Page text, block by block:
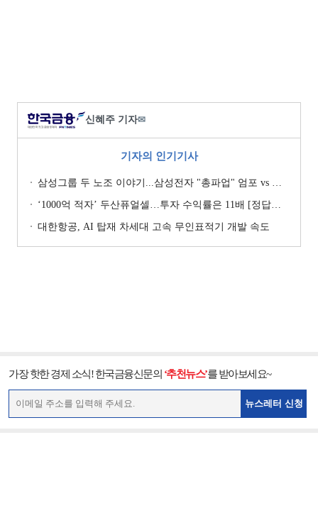
신혜주 기자✉
기자의 인기기사
삼성그룹 두 노조 이야기...삼성전자 "총파업" 엄포 vs 삼성重 '노사 원팀' 자처
‘1000억 적자’ 두산퓨얼셀…투자 수익률은 11배 [정답은 TSR]
대한항공, AI 탑재 차세대 고속 무인표적기 개발 속도
가장 핫한 경제 소식! 한국금융신문의 ‘추천뉴스’를 받아보세요~
뉴스레터 신청